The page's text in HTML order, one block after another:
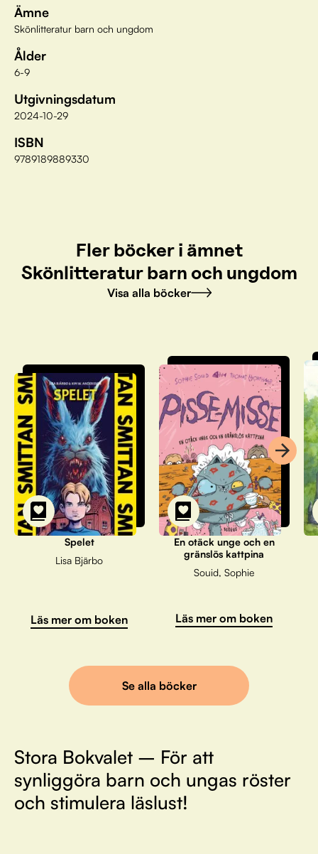
Ämne
Skönlitteratur barn och ungdom
Ålder
6-9
Utgivningsdatum
2024-10-29
ISBN
9789189889330
Fler böcker i ämnet
Skönlitteratur barn och ungdom
Visa alla böcker
Spelet
Lisa Bjärbo
Läs mer om boken
En otäck unge och en
gränslös kattpina
Souid, Sophie
Läs mer om boken
Se alla böcker
Stora Bokvalet – För att
synliggöra barn och ungas röster
och stimulera läslust!